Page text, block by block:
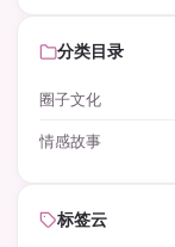
分类目录
圈子文化
情感故事
标签云